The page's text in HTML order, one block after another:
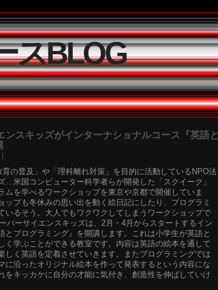
スBLOG
ンスキッズがインターナショナルコース『英語と
の普及」や「理科離れ対策」を目的に活動しているNPO法
…米国コンピューター科学者らが開発した「スクイーク」
ムを学べるワークショップを東京や京都で開催していま
ップも冬休みの思い出を動く絵日記にしたり、プログラミ
いるそう。大人でもワクワクしてしまうワークショップで
パーサイエンスキッズは、2月・4月からスタートするイン
とプログラミング』を開講します。これは小学生が英語と
く学ぶことができる教室です。内容は英語の絵本を通して
しく英語を定着させていきます。またプログラミングでは
に沿ったオリジナル絵本を作って発表するという内容にな
をキッカケに自分の才能に気付き、創造性を伸ばしていけ